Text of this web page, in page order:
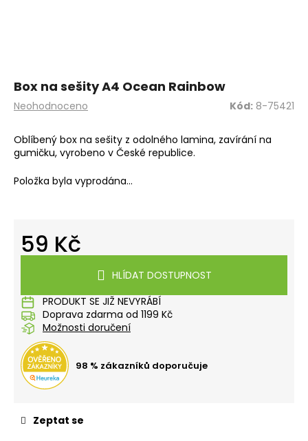
Průměrné
produktu
je
0,0
5
Neohodnoceno
Box na sešity A4 Ocean Rainbow
Kód: 8-75421
Oblíbený box na sešity z odolného lamina, zavírání na
gumičku, vyrobeno v České republice.
Položka byla vyprodána…
59 Kč
HLÍDAT DOSTUPNOST
PRODUKT SE JIŽ NEVYRÁBÍ
Doprava zdarma od 1199 Kč
Možnosti doručení
98 % zákazníků doporučuje
Zeptat se
?
HLEDAT
p
u
č
u
e
m
SEŠIT